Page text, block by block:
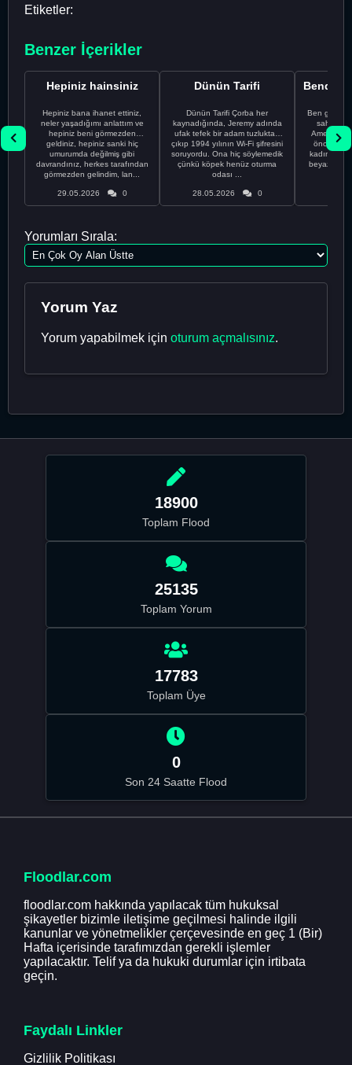
Etiketler:
Benzer İçerikler
Hepiniz hainsiniz
Hepiniz bana ihanet ettiniz,
neler yaşadığımı anlattım ve
hepiniz beni görmezden
geldiniz, hepiniz sanki hiç
umurumda değilmiş gibi
davrandınız, herkes tarafından
görmezden gelindim, lan...
29.05.2026 0
Dünün Tarifi
Dünün Tarifi Çorba her
kaynadığında, Jeremy adında
ufak tefek bir adam tuzluktan
çıkıp 1994 yılının Wi-Fi şifresini
soruyordu. Ona hiç söylemedik
çünkü köpek henüz oturma
odası ...
28.05.2026 0
Ben gururlu
sahip
önce
kadınla
beyaz
Yorumları Sırala:
Yorum Yaz
Yorum yapabilmek için oturum açmalısınız.
18900
Toplam Flood
25135
Toplam Yorum
17783
Toplam Üye
0
Son 24 Saatte Flood
Floodlar.com
floodlar.com hakkında yapılacak tüm hukuksal
şikayetler bizimle iletişime geçilmesi halinde ilgili
kanunlar ve yönetmelikler çerçevesinde en geç 1 (Bir)
Hafta içerisinde tarafımızdan gerekli işlemler
yapılacaktır. Telif ya da hukuki durumlar için irtibata
geçin.
Faydalı Linkler
Gizlilik Politikası